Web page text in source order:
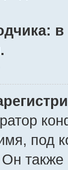
под
Он